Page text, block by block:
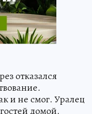
отказался
и не смог. Уралец
домой.